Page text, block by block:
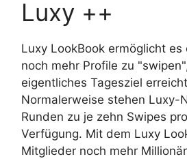
Luxy ++
Luxy LookBook ermöglicht es
noch mehr Profile zu
eigentliches Tagesziel
Normalerweise stehen Luxy-
Runden zu je zehn Swipes
Verfügung. Mit dem Luxy
Mitglieder noch mehr